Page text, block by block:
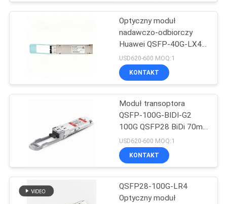
Punkty końcowe
wideokonferencji
Telefon IP Cisco
Optyczny moduł
nadawczo-odbiorczy
Huawei QSFP-40G-LX4-
MM 40G QSFP+ LX4
USD620-600 MOQ:1
KONTAKT
Moduł transoptora
QSFP-100G-BIDI-G2
100G QSFP28 BiDi 70m-
100m
USD620-600 MOQ:1
KONTAKT
QSFP28-100G-LR4
Optyczny moduł